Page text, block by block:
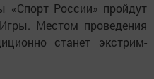
«Спорт России» пройдут
Местом проведения
станет экстрим-